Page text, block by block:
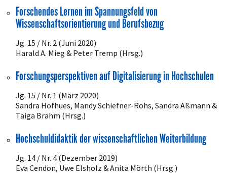
Forschendes Lernen im Spannungsfeld von
Wissenschaftsorientierung und Berufsbezug
Jg. 15 / Nr. 2 (Juni 2020)
Harald A. Mieg & Peter Tremp (Hrsg.)
Forschungsperspektiven auf Digitalisierung in Hochschulen
Jg. 15 / Nr. 1 (März 2020)
Sandra Hofhues, Mandy Schiefner-Rohs, Sandra Aßmann &
Taiga Brahm (Hrsg.)
Hochschuldidaktik der wissenschaftlichen Weiterbildung
Jg. 14 / Nr. 4 (Dezember 2019)
Eva Cendon, Uwe Elsholz & Anita Mörth (Hrsg.)